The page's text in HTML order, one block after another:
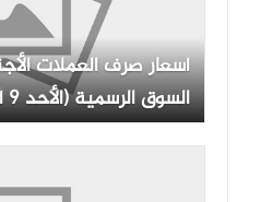
أسعار صرف العملات
السوق الرسمية (الأحد 9 أغسطس 2026)